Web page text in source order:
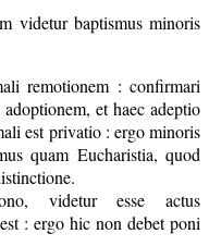
videtur baptismus minoris
remotionem : confirmari
et haec adeptio
est privatio : ergo minoris
quam Eucharistia, quod
videtur esse actus
: ergo hic non debet poni